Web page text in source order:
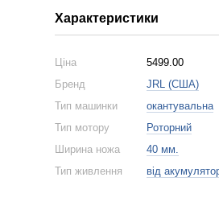
Характеристики
Ціна
5499.00
Бренд
JRL (США)
Тип машинки
окантувальна
Тип мотору
Роторний
Ширина ножа
40 мм.
Тип живлення
від